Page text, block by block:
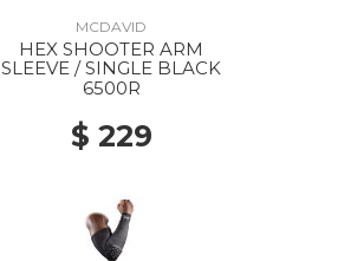
MCDAVID
HEX SHOOTER ARM
SLEEVE / SINGLE BLACK
6500R
$ 229